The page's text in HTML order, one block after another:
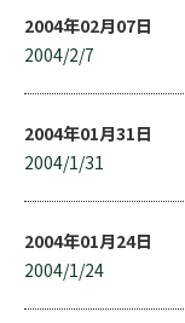
2004年02月07日
2004/2/7
2004年01月31日
2004/1/31
2004年01月24日
2004/1/24